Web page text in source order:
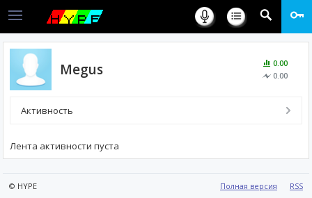
0.00
0.00
Megus
Активность
Лента активности пуста
Полная версия RSS
© HYPE